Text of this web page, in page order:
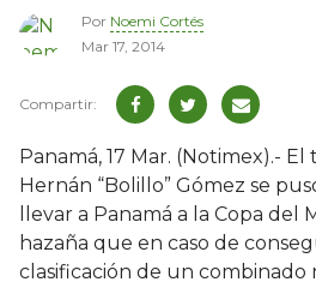
Por Noemi Cortés
Mar 17, 2014
Panamá, 17 Mar. (Notimex).-
Hernán “Bolillo” Gómez se
llevar a Panamá a la Copa del
hazaña que en caso de
clasificación de un combinado